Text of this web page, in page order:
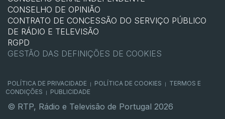
CONSELHO DE OPINIÃO
CONTRATO DE CONCESSÃO DO SERVIÇO PÚBLICO
DE RÁDIO E TELEVISÃO
RGPD
GESTÃO DAS DEFINIÇÕES DE COOKIES
POLÍTICA DE PRIVACIDADE POLÍTICA DE COOKIES
TERMOS E
CONDIÇÕES
PUBLICIDADE
© RTP, Rádio e Televisão de Portugal 2026